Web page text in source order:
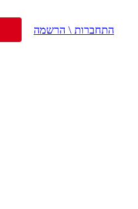
התחברות \ הרשמה